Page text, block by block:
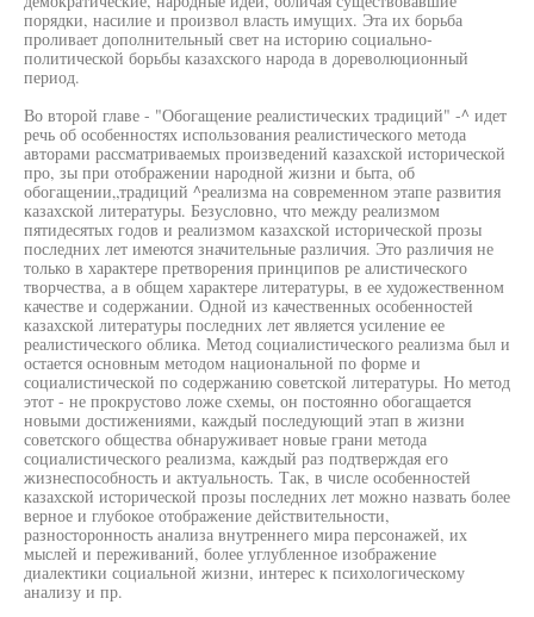
порядки, насилие и произвол власть имущих. Эта их борьба
проливает дополнительный свет на историю социально-
политической борьбы казахского народа в дореволюционный
период.
Во второй главе - "Обогащение реалистических традиций" -^ идет
речь об особенностях использования реалистического метода
авторами рассматриваемых произведений казахской исторической
про, зы при отображении народной жизни и быта, об
обогащении„традиций ^реализма на современном этапе развития
казахской литературы. Безусловно, что между реализмом
пятидесятых годов и реализмом казахской исторической прозы
последних лет имеются значительные различия. Это различия не
только в характере претворения принципов ре алистического
творчества, а в общем характере литературы, в ее художественном
качестве и содержании. Одной из качественных особенностей
казахской литературы последних лет является усиление ее
реалистического облика. Метод социалистического реализма был и
остается основным методом национальной по форме и
социалистической по содержанию советской литературы. Но метод
этот - не прокрустово ложе схемы, он постоянно обогащается
новыми достижениями, каждый последующий этап в жизни
советского общества обнаруживает новые грани метода
социалистического реализма, каждый раз подтверждая его
жизнеспособность и актуальность. Так, в числе особенностей
казахской исторической прозы последних лет можно назвать более
верное и глубокое отображение действительности,
разносторонность анализа внутреннего мира персонажей, их
мыслей и переживаний, более углубленное изображение
диалектики социальной жизни, интерес к психологическому
анализу и пр.